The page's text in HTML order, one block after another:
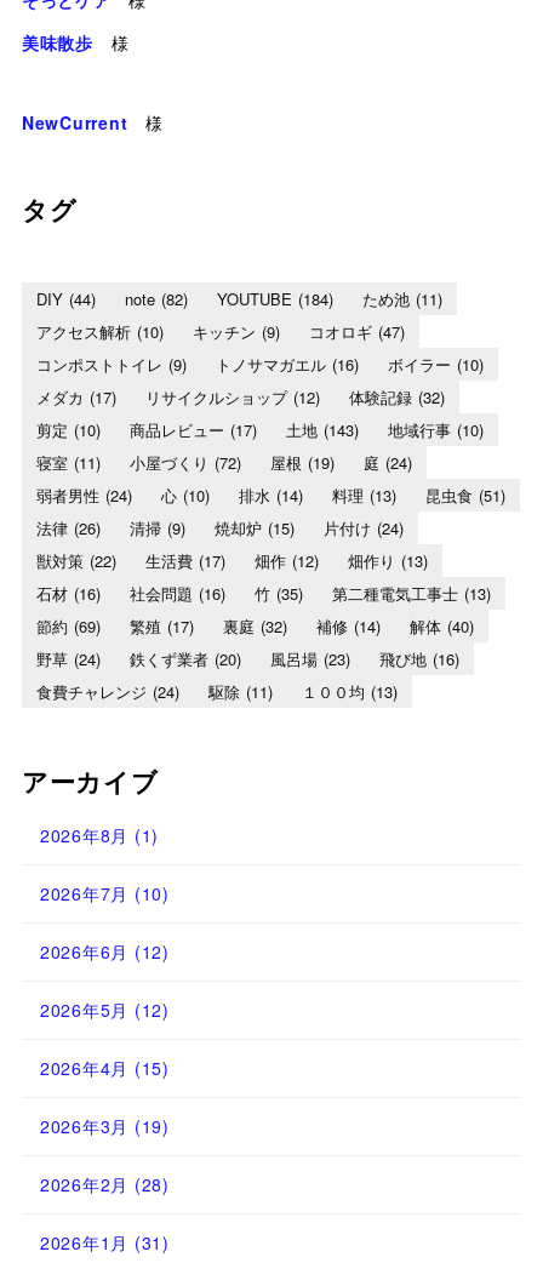
美味散歩 様
NewCurrent 様
タグ
DIY (44) note (82) YOUTUBE (184) ため池 (11)
アクセス解析 (10) キッチン (9) コオロギ (47)
コンポストトイレ (9) トノサマガエル (16) ボイラー (10)
メダカ (17) リサイクルショップ (12) 体験記録 (32)
剪定 (10) 商品レビュー (17) 土地 (143) 地域行事 (10)
寝室 (11) 小屋づくり (72) 屋根 (19) 庭 (24)
弱者男性 (24) 心 (10) 排水 (14) 料理 (13) 昆虫食 (51)
法律 (26) 清掃 (9) 焼却炉 (15) 片付け (24)
獣対策 (22) 生活費 (17) 畑作 (12) 畑作り (13)
石材 (16) 社会問題 (16) 竹 (35) 第二種電気工事士 (13)
節約 (69) 繁殖 (17) 裏庭 (32) 補修 (14) 解体 (40)
野草 (24) 鉄くず業者 (20) 風呂場 (23) 飛び地 (16)
食費チャレンジ (24) 駆除 (11) １００均 (13)
アーカイブ
2026年8月 (1)
2026年7月 (10)
2026年6月 (12)
2026年5月 (12)
2026年4月 (15)
2026年3月 (19)
2026年2月 (28)
2026年1月 (31)